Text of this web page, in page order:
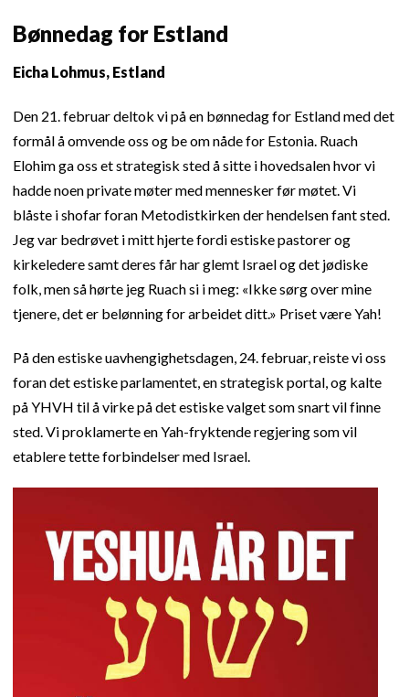
Bønnedag for Estland
Eicha Lohmus, Estland
Den 21. februar deltok vi på en bønnedag for Estland med det
formål å omvende oss og be om nåde for Estonia. Ruach
Elohim ga oss et strategisk sted å sitte i hovedsalen hvor vi
hadde noen private møter med mennesker før møtet. Vi
blåste i shofar foran Metodistkirken der hendelsen fant sted.
Jeg var bedrøvet i mitt hjerte fordi estiske pastorer og
kirkeledere samt deres får har glemt Israel og det jødiske
folk, men så hørte jeg Ruach si i meg: «Ikke sørg over mine
tjenere, det er belønning for arbeidet ditt.» Priset være Yah!
På den estiske uavhengighetsdagen, 24. februar, reiste vi oss
foran det estiske parlamentet, en strategisk portal, og kalte
på YHVH til å virke på det estiske valget som snart vil finne
sted. Vi proklamerte en Yah-fryktende regjering som vil
etablere tette forbindelser med Israel.